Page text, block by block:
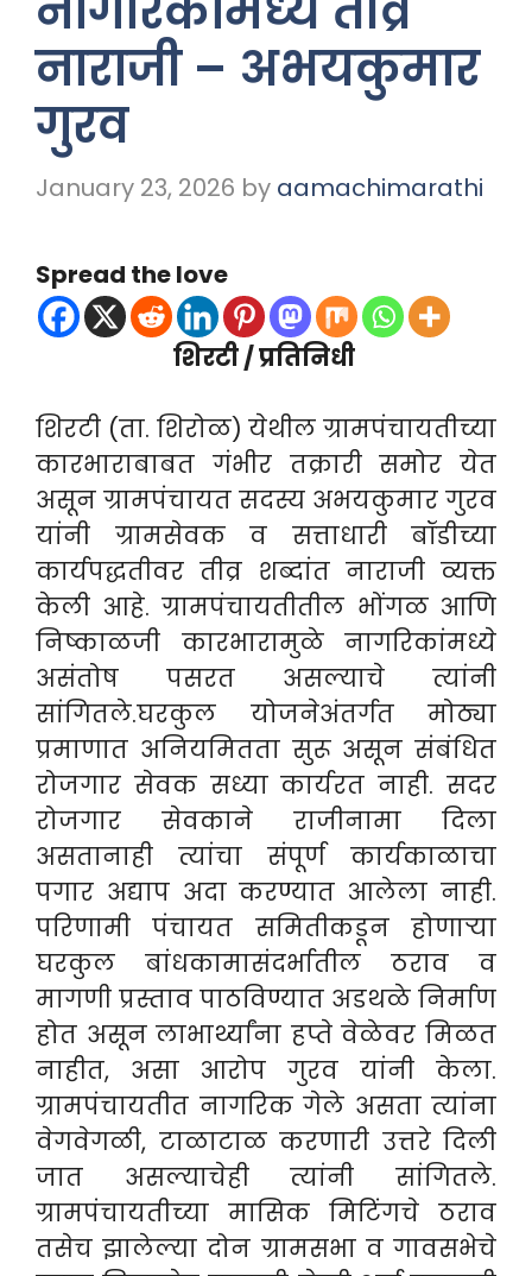
नाराजी – अभयकुमार
गुरव
January 23, 2026 by aamachimarathi
Spread the love
शिरटी / प्रतिनिधी
शिरटी (ता. शिरोळ) येथील ग्रामपंचायतीच्या
कारभाराबाबत गंभीर तक्रारी समोर येत
असून ग्रामपंचायत सदस्य अभयकुमार गुरव
यांनी ग्रामसेवक व सत्ताधारी बॉडीच्या
कार्यपद्धतीवर तीव्र शब्दांत नाराजी व्यक्त
केली आहे. ग्रामपंचायतीतील भोंगळ आणि
निष्काळजी कारभारामुळे नागरिकांमध्ये
असंतोष पसरत असल्याचे त्यांनी
सांगितले.घरकुल योजनेअंतर्गत मोठ्या
प्रमाणात अनियमितता सुरू असून संबंधित
रोजगार सेवक सध्या कार्यरत नाही. सदर
रोजगार सेवकाने राजीनामा दिला
असतानाही त्यांचा संपूर्ण कार्यकाळाचा
पगार अद्याप अदा करण्यात आलेला नाही.
परिणामी पंचायत समितीकडून होणाऱ्या
घरकुल बांधकामासंदर्भातील ठराव व
मागणी प्रस्ताव पाठविण्यात अडथळे निर्माण
होत असून लाभार्थ्यांना हप्ते वेळेवर मिळत
नाहीत, असा आरोप गुरव यांनी केला.
ग्रामपंचायतीत नागरिक गेले असता त्यांना
वेगवेगळी, टाळाटाळ करणारी उत्तरे दिली
जात असल्याचेही त्यांनी सांगितले.
ग्रामपंचायतीच्या मासिक मिटिंगचे ठराव
तसेच झालेल्या दोन ग्रामसभा व गावसभेचे